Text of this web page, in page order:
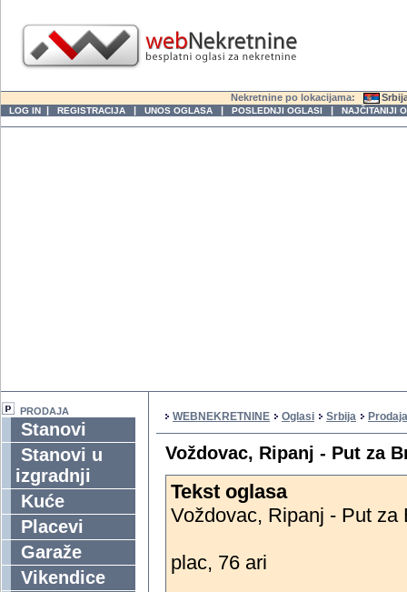
Nekretnine po lokacijama:
LOG IN | REGISTRACIJA | UNOS OGLASA | POSLEDNJI OGLASI | NAJČITANIJI
PRODAJA
Stanovi
Stanovi u
izgradnji
Kuće
Placevi
Garaže
Vikendice
WEBNEKRETNINE Oglasi Srbija
Voždovac, Ripanj - Put za
Tekst oglasa
Voždovac, Ripanj - Put za
plac, 76 ari